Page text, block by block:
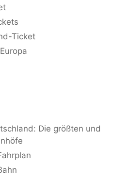
Ticket
Die größten und